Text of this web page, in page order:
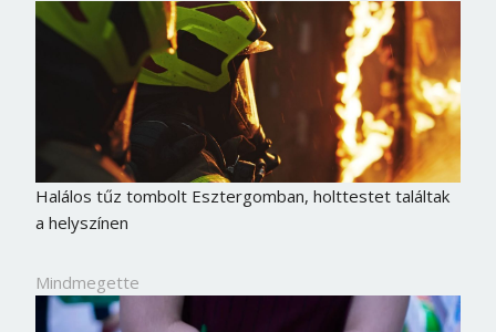
Halálos tűz tombolt Esztergomban, holttestet találtak
a helyszínen
Mindmegette